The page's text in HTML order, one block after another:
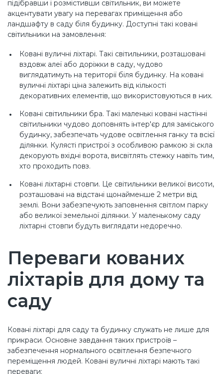
підібравши і розмістивши світильник, ви можете
акцентувати увагу на перевагах приміщення або
ландшафту в саду біля будинку. Доступні такі ковані
світильники на замовлення:
Ковані вуличні ліхтарі. Такі світильники, розташовані
вздовж алеї або доріжки в саду, чудово
виглядатимуть на території біля будинку. На ковані
вуличні ліхтарі ціна залежить від кількості
декоративних елементів, що використовуються в них.
Ковані світильники бра. Такі маленькі ковані настінні
світильники чудово доповнять інтер'єр для заміського
будинку, забезпечать чудове освітлення ганку та всієї
ділянки. Кулясті пристрої з особливою рамкою зі скла
декорують вхідні ворота, висвітлять стежку навіть тим,
хто проходить повз.
Ковані ліхтарні стовпи. Це світильники великої висоти,
розташовані на відстані щонайменше 2 метри від
землі. Вони забезпечують заповнення світлом парку
або великої земельної ділянки. У маленькому саду
ліхтарні стовпи будуть виглядати недоречно.
Переваги кованих
ліхтарів для дому та
саду
Ковані ліхтарі для саду та будинку служать не лише для
прикраси. Основне завдання таких пристроїв –
забезпечення нормального освітлення безпечного
переміщення людей. Ковані вуличні ліхтарі мають такі
переваги: